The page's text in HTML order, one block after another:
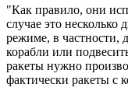
"Как правило, они
случае это несколько
режиме, в частности,
корабли или
ракеты нужно
фактически ракеты с